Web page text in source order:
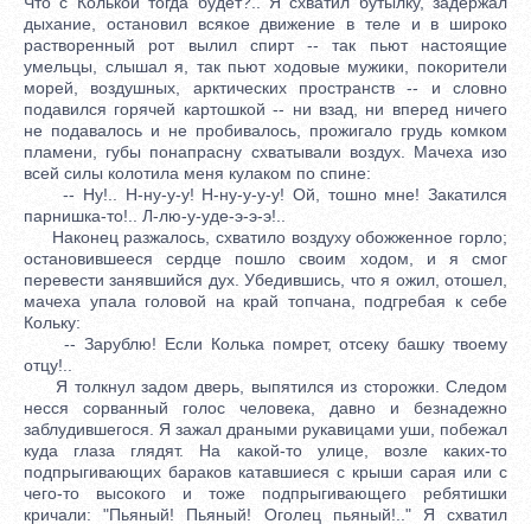
дыхание, остановил всякое движение в теле и в широко
растворенный рот вылил спирт -- так пьют настоящие
умельцы, слышал я, так пьют ходовые мужики, покорители
морей, воздушных, арктических пространств -- и словно
подавился горячей картошкой -- ни взад, ни вперед ничего
не подавалось и не пробивалось, прожигало грудь комком
пламени, губы понапрасну схватывали воздух. Мачеха изо
всей силы колотила меня кулаком по спине:
-- Ну!.. Н-ну-у-у! Н-ну-у-у-у! Ой, тошно мне! Закатился
парнишка-то!.. Л-лю-у-уде-э-э-э!..
Наконец разжалось, схватило воздуху обожженное горло;
остановившееся сердце пошло своим ходом, и я смог
перевести занявшийся дух. Убедившись, что я ожил, отошел,
мачеха упала головой на край топчана, подгребая к себе
Кольку:
-- Зарублю! Если Колька помрет, отсеку башку твоему
отцу!..
Я толкнул задом дверь, выпятился из сторожки. Следом
несся сорванный голос человека, давно и безнадежно
заблудившегося. Я зажал драными рукавицами уши, побежал
куда глаза глядят. На какой-то улице, возле каких-то
подпрыгивающих бараков катавшиеся с крыши сарая или с
чего-то высокого и тоже подпрыгивающего ребятишки
кричали: "Пьяный! Пьяный! Оголец пьяный!.." Я схватил